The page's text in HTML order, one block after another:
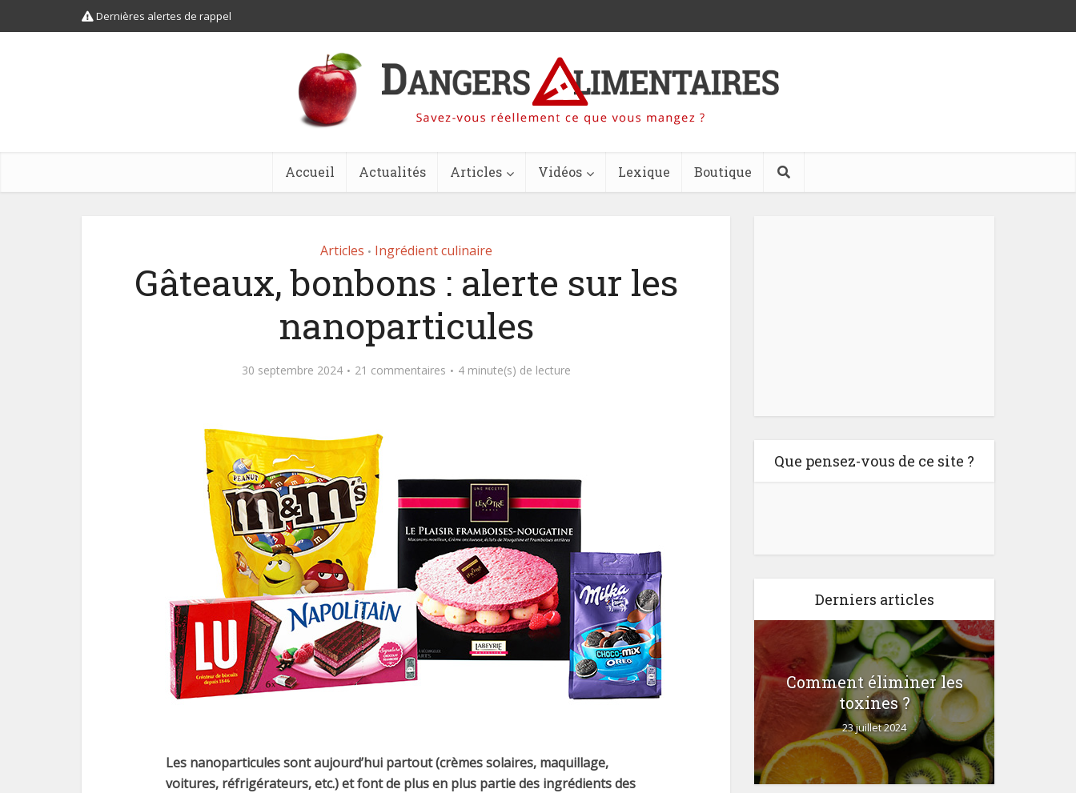
Dernières alertes de rappel
Accueil Actualités Articles Vidéos Lexique Boutique
Articles • Ingrédient culinaire
Gâteaux, bonbons : alerte sur les
nanoparticules
30 septembre 2024 21 commentaires 4 minute(s) de lecture
Les nanoparticules sont aujourd’hui partout (crèmes solaires, maquillage,
voitures, réfrigérateurs, etc.) et font de plus en plus partie des ingrédients des
Que pensez-vous de ce site ?
Derniers articles
Comment manger
sainement pendant la
Manger sainement, c’est
vraiment possible ?
Comment éliminer les
toxines ?
23 juillet 2024